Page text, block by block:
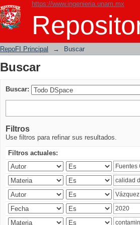
https://www.ingenieria.unam.mx
Buscar
RepoFI Principal → Buscar
Buscar
Buscar:
Filtros
Use filtros para refinar sus resultados.
Filtros actuales: